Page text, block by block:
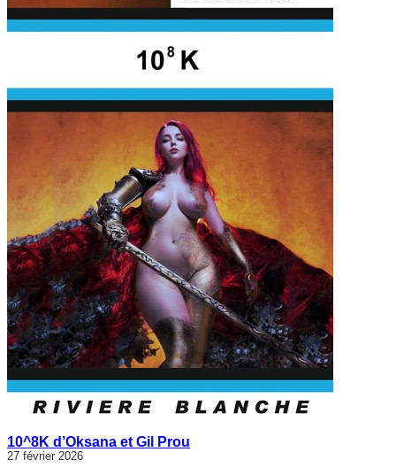
10^8K d’Oksana et Gil Prou
27 février 2026